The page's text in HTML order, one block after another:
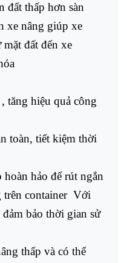
đất thấp hơn sàn
xe nâng giúp xe
đất đến xe
tăng hiệu quả công
toàn, tiết kiệm thời
hảo để rút ngắn
trên container Với
bảo thời gian sử
thấp và có thể